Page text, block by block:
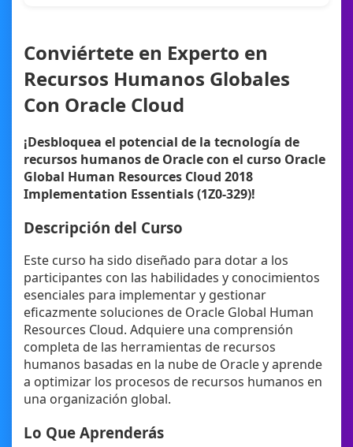
Conviértete en Experto en
Recursos Humanos Globales
Con Oracle Cloud
¡Desbloquea el potencial de la tecnología de
recursos humanos de Oracle con el curso Oracle
Global Human Resources Cloud 2018
Implementation Essentials (1Z0-329)!
Descripción del Curso
Este curso ha sido diseñado para dotar a los
participantes con las habilidades y conocimientos
esenciales para implementar y gestionar
eficazmente soluciones de Oracle Global Human
Resources Cloud. Adquiere una comprensión
completa de las herramientas de recursos
humanos basadas en la nube de Oracle y aprende
a optimizar los procesos de recursos humanos en
una organización global.
Lo Que Aprenderás